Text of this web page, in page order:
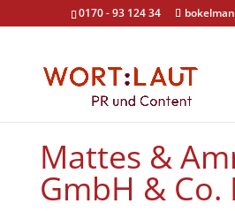
0170 - 93 124 34
Mattes &
GmbH & Co.